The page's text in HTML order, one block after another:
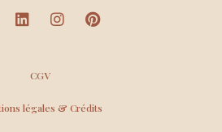
CGV
légales & Crédits